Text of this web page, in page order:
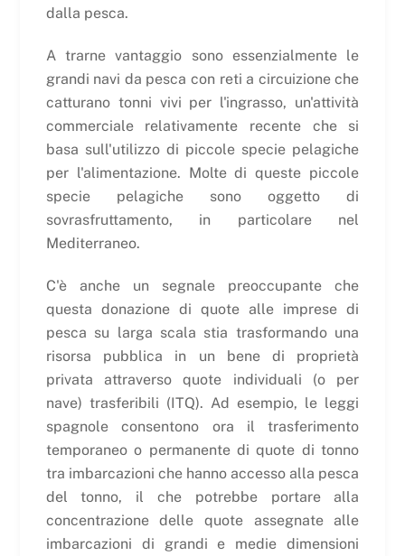
dalla pesca.
A trarne vantaggio sono essenzialmente le
grandi navi da pesca con reti a circuizione che
catturano tonni vivi per l'ingrasso, un'attività
commerciale relativamente recente che si
basa sull'utilizzo di piccole specie pelagiche
per l'alimentazione. Molte di queste piccole
specie pelagiche sono oggetto di
sovrasfruttamento, in particolare nel
Mediterraneo.
C'è anche un segnale preoccupante che
questa donazione di quote alle imprese di
pesca su larga scala stia trasformando una
risorsa pubblica in un bene di proprietà
privata attraverso quote individuali (o per
nave) trasferibili (ITQ). Ad esempio, le leggi
spagnole consentono ora il trasferimento
temporaneo o permanente di quote di tonno
tra imbarcazioni che hanno accesso alla pesca
del tonno, il che potrebbe portare alla
concentrazione delle quote assegnate alle
imbarcazioni di grandi e medie dimensioni